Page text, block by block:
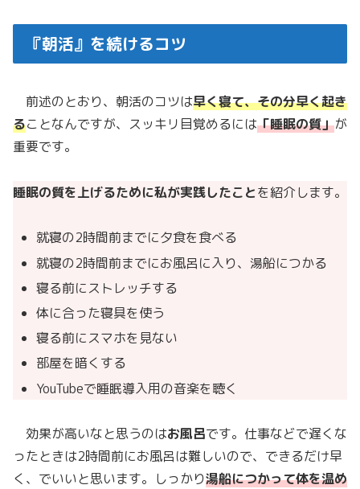
『朝活』を続けるコツ
前述のとおり、朝活のコツは早く寝て、その分早く起き
ることなんですが、スッキリ目覚めるには「睡眠の質」が
重要です。
睡眠の質を上げるために私が実践したことを紹介します。
就寝の2時間前までに夕食を食べる
就寝の2時間前までにお風呂に入り、湯船につかる
寝る前にストレッチする
体に合った寝具を使う
寝る前にスマホを見ない
部屋を暗くする
YouTubeで睡眠導入用の音楽を聴く
効果が高いなと思うのはお風呂です。仕事などで遅くな
ったときは2時間前にお風呂は難しいので、できるだけ早
く、でいいと思います。しっかり湯船につかって体を温め